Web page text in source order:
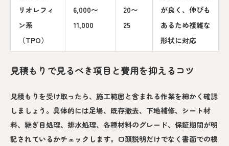
リオレフィ
ン系
（TPO）
6,000〜
11,000
20〜
25
が良く、伸びも
あるため複雑な
形状に対応
見積もりで見るべき項目と費用を抑えるコツ
見積もりを受け取ったら、施工範囲と含まれる作業を細かく確認
しましょう。具体的には足場、既存撤去、下地補修、シート材
料、継ぎ目処理、排水処理、各種材料のグレード、保証期間が明
記されているかチェックします。口頭説明だけでなく書面での根